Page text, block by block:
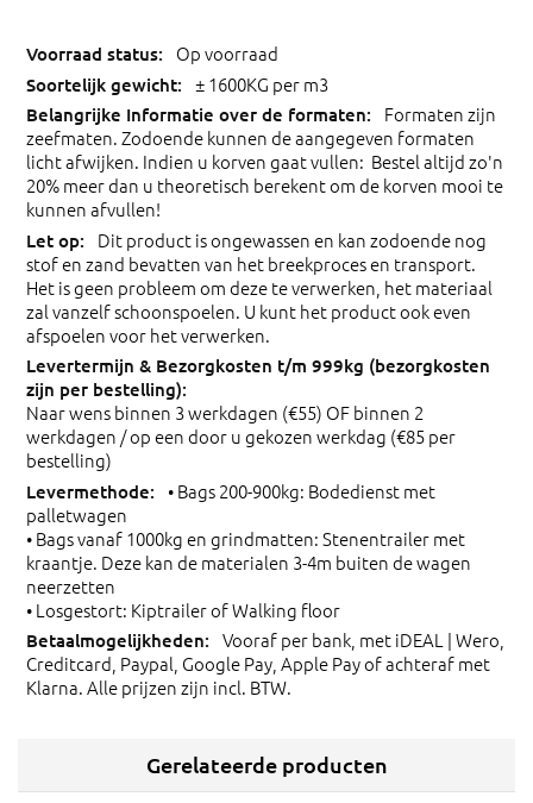
Op voorraad
± 1600KG per m3
Formaten zijn
zeefmaten. Zodoende kunnen de aangegeven formaten
licht afwijken. Indien u korven gaat vullen: Bestel altijd zo'n
20% meer dan u theoretisch berekent om de korven mooi te
kunnen afvullen!
Dit product is ongewassen en kan zodoende nog
stof en zand bevatten van het breekproces en transport.
Het is geen probleem om deze te verwerken, het materiaal
zal vanzelf schoonspoelen. U kunt het product ook even
afspoelen voor het verwerken.
Naar wens binnen 3 werkdagen (€55) OF binnen 2
werkdagen / op een door u gekozen werkdag (€85 per
bestelling)
• Bags 200-900kg: Bodedienst met
palletwagen
• Bags vanaf 1000kg en grindmatten: Stenentrailer met
kraantje. Deze kan de materialen 3-4m buiten de wagen
neerzetten
• Losgestort: Kiptrailer of Walking floor
Vooraf per bank, met iDEAL | Wero,
Creditcard, Paypal, Google Pay, Apple Pay of achteraf met
Klarna. Alle prijzen zijn incl. BTW.
Gerelateerde producten